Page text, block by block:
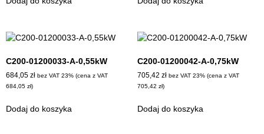
C200-01200033-A-0,55kW
684,05 zł bez VAT 23% (cena z VAT
684,05 zł)
Dodaj do koszyka
C200-01200042-A-0,75kW
705,42 zł bez VAT 23% (cena z VAT
705,42 zł)
Dodaj do koszyka